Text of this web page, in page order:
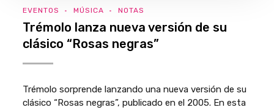
EVENTOS MÚSICA NOTAS
Trémolo lanza nueva versión de su
clásico “Rosas negras”
Trémolo sorprende lanzando una nueva versión de su
clásico “Rosas negras”, publicado en el 2005. En esta